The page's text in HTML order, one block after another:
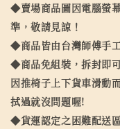
◆賣場商品圖因電腦螢
準，敬請見諒！
◆商品皆由台灣師傅手
◆商品免組裝，拆封即
因推椅子上下貨車滑動
拭過就沒問題喔!
◆貨運認定之困難配送